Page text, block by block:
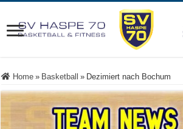
Home » Basketball » Dezimiert nach Bochum